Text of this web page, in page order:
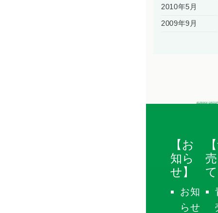
2010年5月
2009年9月
【お
知ら
せ】
お知
らせ